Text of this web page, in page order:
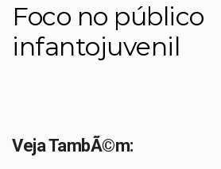
Foco no público
infantojuvenil
Veja TambÃ©m: